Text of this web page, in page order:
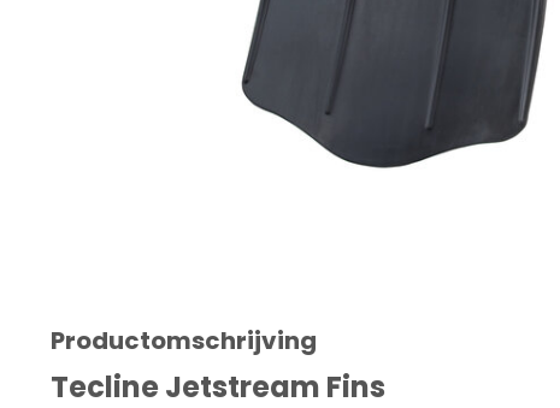
Productomschrijving
Tecline Jetstream Fins